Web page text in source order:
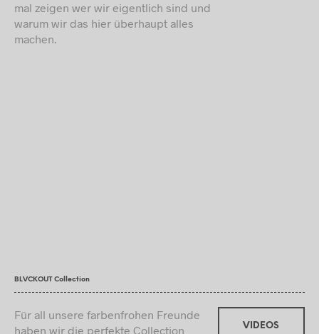
mal zeigen wer wir eigentlich sind und
warum wir das hier überhaupt alles
machen.
BLVCKOUT Collection
Für all unsere farbenfrohen Freunde
haben wir die perfekte Collection
VIDEOS